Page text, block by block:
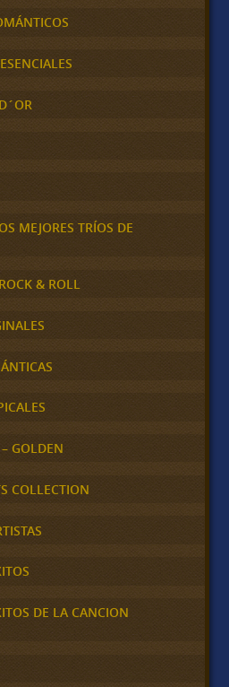
MEJORES TRÍOS DE
& ROLL
GOLDEN
COLLECTION
DE LA CANCION